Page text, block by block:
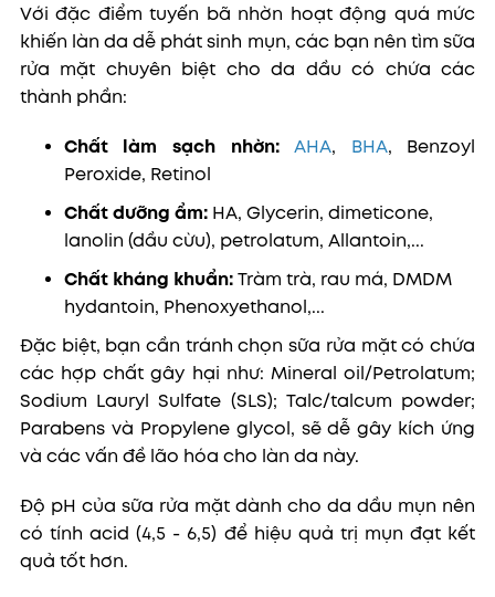
Với đặc điểm tuyến bã nhờn hoạt động quá mức
khiến làn da dễ phát sinh mụn, các bạn nên tìm sữa
rửa mặt chuyên biệt cho da dầu có chứa các
thành phần:
Chất làm sạch nhờn: AHA, BHA, Benzoyl
Peroxide, Retinol
Chất dưỡng ẩm: HA, Glycerin, dimeticone,
lanolin (dầu cừu), petrolatum, Allantoin,...
Chất kháng khuẩn:Tràm trà, rau má, DMDM
hydantoin, Phenoxyethanol,...
Đặc biệt, bạn cần tránh chọn sữa rửa mặt có chứa
các hợp chất gây hại như: Mineral oil/Petrolatum;
Sodium Lauryl Sulfate (SLS); Talc/talcum powder;
Parabens và Propylene glycol, sẽ dễ gây kích ứng
và các vấn đề lão hóa cho làn da này.
Độ pH của sữa rửa mặt dành cho da dầu mụn nên
có tính acid (4,5 - 6,5) để hiệu quả trị mụn đạt kết
quả tốt hơn.